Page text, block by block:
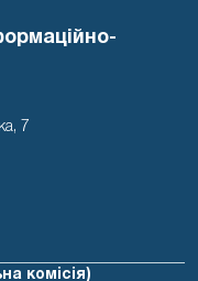
7
комісія)